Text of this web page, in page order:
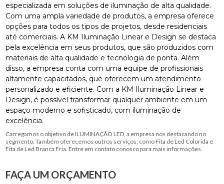
especializada em soluções de iluminação de alta qualidade.
Com uma ampla variedade de produtos, a empresa oferece
opções para todos os tipos de projetos, desde residenciais
até comerciais. A KM Iluminação Linear e Design se destaca
pela excelência em seus produtos, que são produzidos com
materiais de alta qualidade e tecnologia de ponta. Além
disso, a empresa conta com uma equipe de profissionais
altamente capacitados, que oferecem um atendimento
personalizado e eficiente. Com a KM Iluminação Linear e
Design, é possível transformar qualquer ambiente em um
espaço moderno e sofisticado, com iluminação de
excelência.
Carregamos o objetivo de ILUMINAÇÃO LED, a empresa nos destacando no
segmento. Também oferecemos outros serviços, como Fita de Led Colorida e
Fita de Led Branca Fria. Entre em contato conosco para mais informações.
FAÇA UM ORÇAMENTO